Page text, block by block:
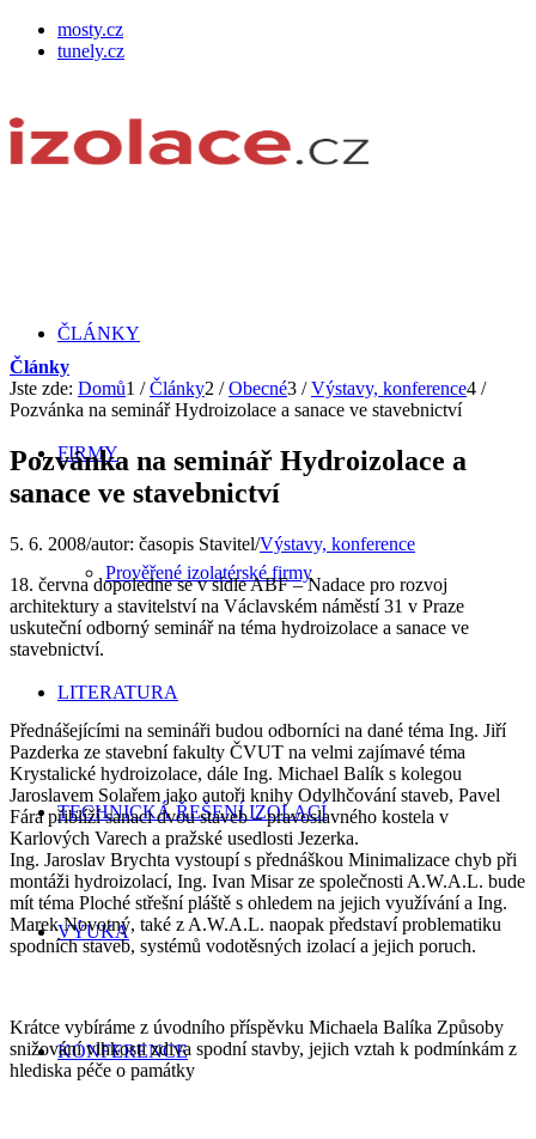
mosty.cz
tunely.cz
ČLÁNKY
FIRMY
Prověřené izolatérské firmy
LITERATURA
TECHNICKÁ ŘEŠENÍ IZOLACÍ
VÝUKA
KONFERENCE
Články
Jste zde: Domů1 / Články2 / Obecné3 / Výstavy, konference4 /
Pozvánka na seminář Hydroizolace a sanace ve stavebnictví
Pozvánka na seminář Hydroizolace a
sanace ve stavebnictví
5. 6. 2008/autor: časopis Stavitel/Výstavy, konference
18. června dopoledne se v sídle ABF – Nadace pro rozvoj
architektury a stavitelství na Václavském náměstí 31 v Praze
uskuteční odborný seminář na téma hydroizolace a sanace ve
stavebnictví.
Přednášejícími na semináři budou odborníci na dané téma Ing. Jiří
Pazderka ze stavební fakulty ČVUT na velmi zajímavé téma
Krystalické hydroizolace, dále Ing. Michael Balík s kolegou
Jaroslavem Solařem jako autoři knihy Odvlhčování staveb, Pavel
Fára přiblíží sanaci dvou staveb – pravoslavného kostela v
Karlových Varech a pražské usedlosti Jezerka.
Ing. Jaroslav Brychta vystoupí s přednáškou Minimalizace chyb při
montáži hydroizolací, Ing. Ivan Misar ze společnosti A.W.A.L. bude
mít téma Ploché střešní pláště s ohledem na jejich využívání a Ing.
Marek Novotný, také z A.W.A.L. naopak představí problematiku
spodních staveb, systémů vodotěsných izolací a jejich poruch.
Krátce vybíráme z úvodního příspěvku Michaela Balíka Způsoby
snižování vlhkosti zdiva spodní stavby, jejich vztah k podmínkám z
hlediska péče o památky